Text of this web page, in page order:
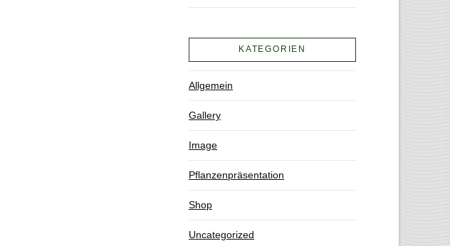
KATEGORIEN
Allgemein
Gallery
Image
Pflanzenpräsentation
Shop
Uncategorized